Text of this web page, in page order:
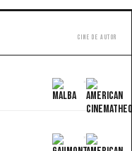
Cine de autor
×
×